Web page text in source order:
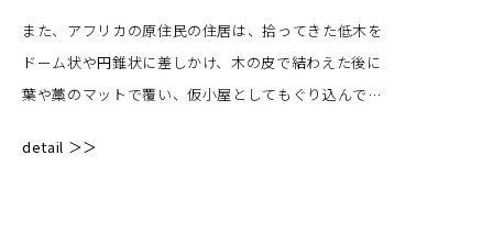
また、アフリカの原住民の住居は、拾ってきた低木を
ドーム状や円錐状に差しかけ、木の皮で結わえた後に
葉や藁のマットで覆い、仮小屋としてもぐり込んでい
移動時はラクダやロバで小屋の骨組みや所持品、時に
detail ＞＞